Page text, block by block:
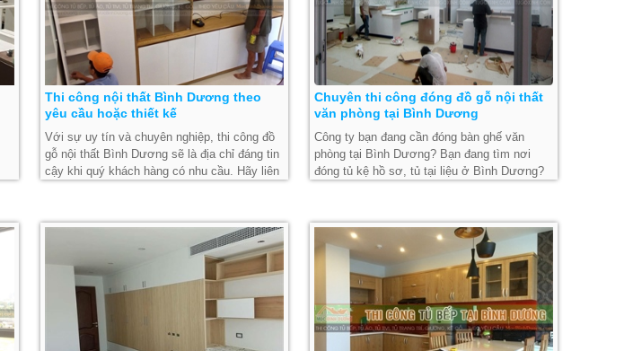
Thi công nội thất Bình Dương theo
yêu cầu hoặc thiết kế
Với sự uy tín và chuyên nghiệp, thi công đồ
gỗ nội thất Bình Dương sẽ là địa chỉ đáng tin
cậy khi quý khách hàng có nhu cầu. Hãy liên
Chuyên thi công đóng đồ gỗ nội thất
văn phòng tại Bình Dương
Công ty bạn đang cần đóng bàn ghế văn
phòng tại Bình Dương? Bạn đang tìm nơi
đóng tủ kệ hồ sơ, tủ tại liệu ở Bình Dương?